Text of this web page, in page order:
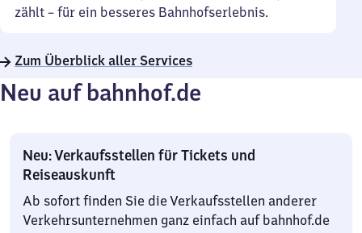
zählt – für ein besseres Bahnhofserlebnis.
Zum Überblick aller Services
Neu auf bahnhof.de
Neu: Verkaufsstellen für Tickets und
Reiseauskunft
Ab sofort finden Sie die Verkaufsstellen anderer
Verkehrsunternehmen ganz einfach auf bahnhof.de